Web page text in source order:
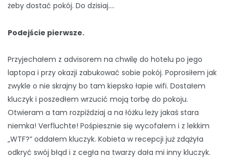
żeby dostać pokój. Do dzisiaj….
Podejście pierwsze.
Przyjechałem z advisorem na chwilę do hotelu po jego
laptopa i przy okazji zabukować sobie pokój. Poprosiłem jak
zwykle o nie skrajny bo tam kiepsko łapie wifi. Dostałem
kluczyk i poszedłem wrzucić moją torbę do pokoju.
Otwieram a tam rozpiździaj a na łóżku leży jakaś stara
niemka! Verfluchte! Pośpiesznie się wycofałem i z lekkim
„WTF?” oddałem kluczyk. Kobieta w recepcji już zdążyła
odkryć swój błąd i z cegła na twarzy dała mi inny kluczyk.